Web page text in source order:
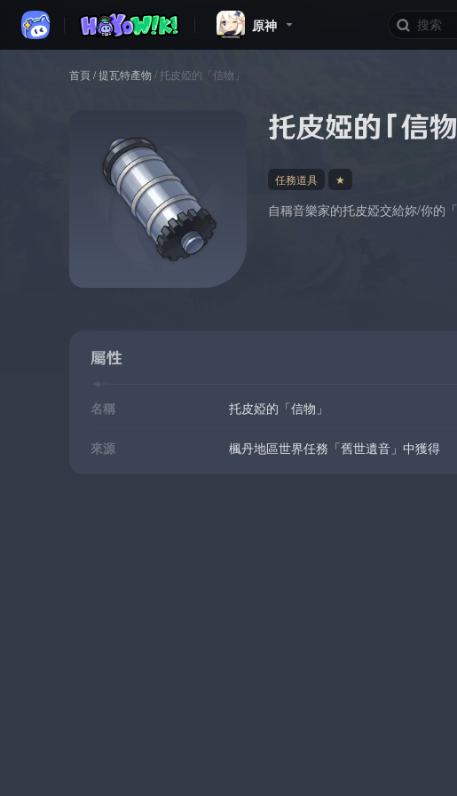
原神
首頁/提瓦特產物 /托皮婭的「信物」
托皮婭的「信物
任務道具 ★
自稱音樂家的托皮婭交給妳/你的
屬性
名稱 托皮婭的「信物」
來源 楓丹地區世界任務「舊世遺音」中獲得